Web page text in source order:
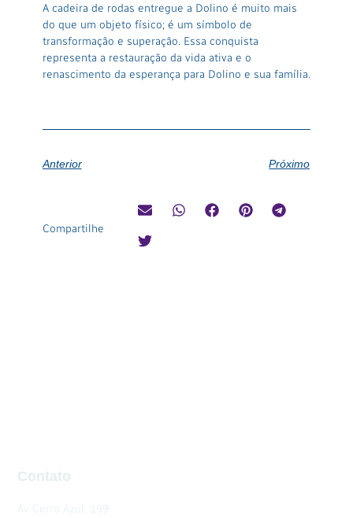
A cadeira de rodas entregue a Dolino é muito mais
do que um objeto físico; é um símbolo de
transformação e superação. Essa conquista
representa a restauração da vida ativa e o
renascimento da esperança para Dolino e sua família.
Anterior Próximo
Compartilhe
Contato
Av Cerro Azul, 199